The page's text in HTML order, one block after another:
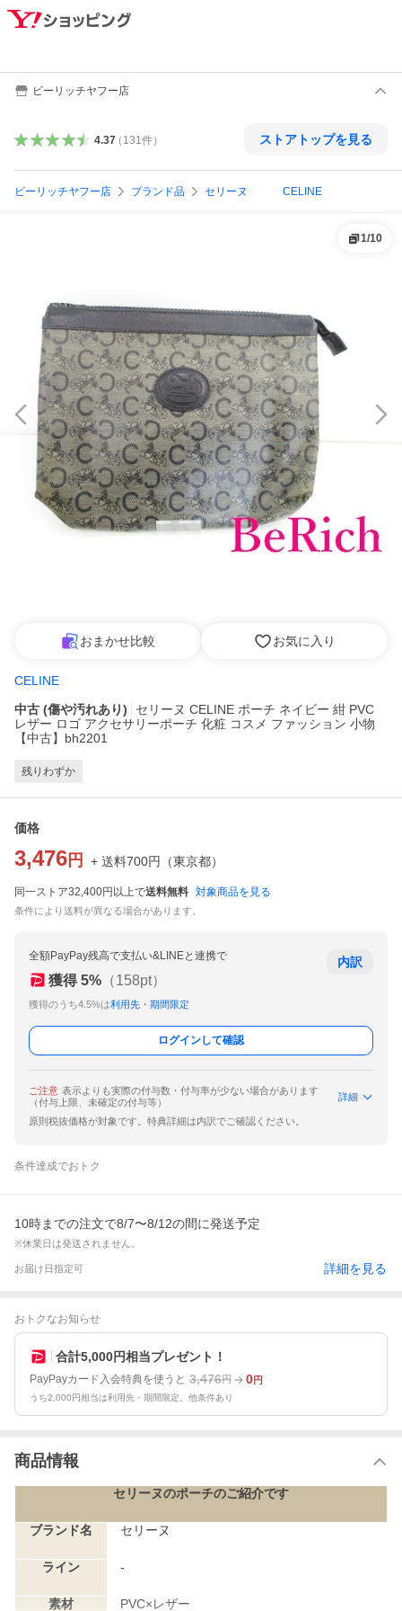
ビーリッチヤフー店
4.37（ 131件） ストアトップを見る
ビーリッチヤフー店 ブランド品 セリーヌ CELINE
1/10
おまかせ比較 お気に入り
CELINE
中古 (傷や汚れあり)
セリーヌ CELINE ポーチ ネイビー 紺 PVC
レザー ロゴ アクセサリーポーチ 化粧 コスメ ファッション 小物
【中古】bh2201
残りわずか
価格
3,476 円 + 送料700円 （東京都）
同一ストア32,400円以上で送料無料 対象商品を見る
条件により送料が異なる場合があります。
全額PayPay残高で支払い&LINEと連携で
獲得 5% （158pt）
獲得のうち4.5%は利用先・期間限定
内訳
ログインして確認
ご注意 表示よりも実際の付与数・付与率が少ない場合があります
（付与上限、未確定の付与等）
詳細
原則税抜価格が対象です。特典詳細は内訳でご確認ください。
条件達成でおトク
10時までの注文で8/7〜8/12の間に発送予定
※休業日は発送されません。
お届け日指定可 詳細を見る
おトクなお知らせ
合計5,000円相当プレゼント！
PayPayカード入会特典を使うと 3,476円 0円
うち2,000円相当は利用先・期間限定。他条件あり
商品情報
セリーヌのポーチのご紹介です
ブランド名 セリーヌ
ライン -
素材 PVC×レザー